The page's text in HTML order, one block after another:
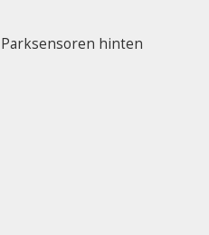
hinten